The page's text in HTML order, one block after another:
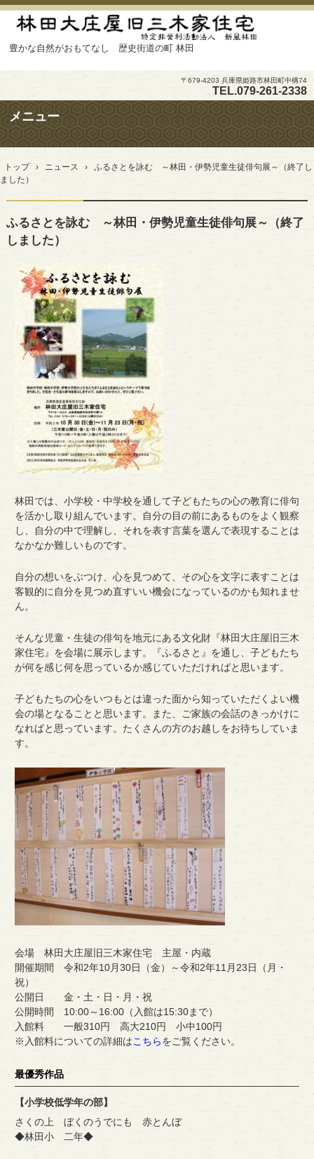
豊かな自然がおもてなし 歴史街道の町 林田
TEL.079-261-2338
〒679-4203 兵庫県姫路市林田町中構74
メニュー
コ
テ
ン
ス
キ
ッ
トップ › ニュース ›
ふるさとを詠む ～林田・伊勢児童生徒俳句展～（終了し
ました）
ふるさとを詠む ～林田・伊勢児童生徒俳句展～（終了
しました）
林田では、小学校・中学校を通して子どもたちの心の教育に俳句
を活かし取り組んでいます。自分の目の前にあるものをよく観察
し、自分の中で理解し、それを表す言葉を選んで表現することは
なかなか難しいものです。
自分の想いをぶつけ、心を見つめて、その心を文字に表すことは
客観的に自分を見つめ直すいい機会になっているのかも知れませ
ん。
そんな児童・生徒の俳句を地元にある文化財『林田大庄屋旧三木
家住宅』を会場に展示します。『ふるさと』を通し、子どもたち
が何を感じ何を思っているか感じていただければと思います。
子どもたちの心をいつもとは違った面から知っていただくよい機
会の場となることと思います。また、ご家族の会話のきっかけに
なればと思っています。たくさんの方のお越しをお待ちしていま
す。
会場 林田大庄屋旧三木家住宅 主屋・内蔵
開催期間 令和2年10月30日（金）～令和2年11月23日（月・
祝）
公開日 金・土・日・月・祝
公開時間 10:00～16:00（入館は15:30まで）
入館料 一般310円 高大210円 小中100円
※入館料についての詳細はこちらをご覧ください。
最優秀作品
【小学校低学年の部】
さくの上 ぼくのうでにも 赤とんぼ
◆林田小 二年◆